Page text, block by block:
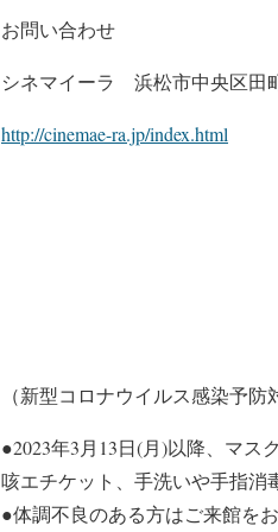
お問い合わせ
シネマイーラ 浜松市中央区田
http://cinemae-ra.jp/index.html
（新型コロナウイルス感染予防
●2023年3月13日(月)以降、マ
咳エチケット、手洗いや手指消
●体調不良のある方はご来館をお